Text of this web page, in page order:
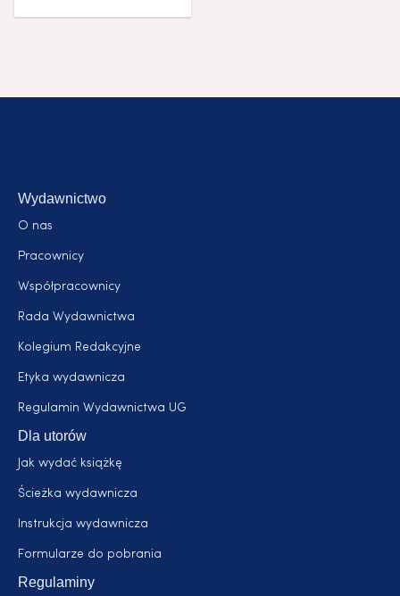
Wydawnictwo
O nas
Pracownicy
Współpracownicy
Rada Wydawnictwa
Kolegium Redakcyjne
Etyka wydawnicza
Regulamin Wydawnictwa UG
Dla utorów
Jak wydać książkę
Ścieżka wydawnicza
Instrukcja wydawnicza
Formularze do pobrania
Regulaminy